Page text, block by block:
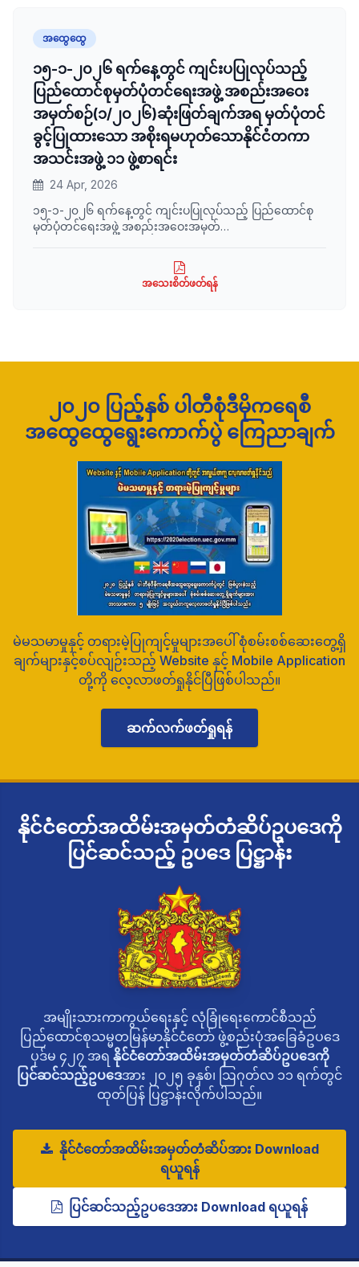
အထွေထွေ
၁၅-၁-၂၀၂၆ ရက်နေ့တွင် ကျင်းပပြုလုပ်သည့်
ပြည်ထောင်စုမှတ်ပုံတင်ရေးအဖွဲ့ အစည်းအဝေး
အမှတ်စဉ်(၁/၂၀၂၆)ဆုံးဖြတ်ချက်အရ မှတ်ပုံတင်
ခွင့်ပြုထားသော အစိုးရမဟုတ်သောနိုင်ငံတကာ
အသင်းအဖွဲ့ ၁၁ ဖွဲ့စာရင်း
24 Apr, 2026
၁၅-၁-၂၀၂၆ ရက်နေ့တွင် ကျင်းပပြုလုပ်သည့် ပြည်ထောင်စု
မှတ်ပုံတင်ရေးအဖွဲ့ အစည်းအဝေးအမှတ်
အစိုးရမဟုတ်သောနိုင်ငံတကာအသင်းအဖွဲ့ ၁၁ ဖွဲ့စာရင်းအား
အသေးစိတ်ဖတ်ရန်
၂၀၂၀ ပြည့်နှစ် ပါတီစုံဒီမိုကရေစီ
အထွေထွေရွေးကောက်ပွဲ ကြေညာချက်
မဲမသမာမှုနှင့် တရားမဲ့ပြုကျင့်မှုများအပေါ် စုံစမ်းစစ်ဆေးတွေ့ရှိ
ချက်များနှင့်စပ်လျဉ်းသည့် Website နှင့် Mobile Application
တို့ကို လေ့လာဖတ်ရှုနိုင်ပြီဖြစ်ပါသည်။
ဆက်လက်ဖတ်ရှုရန်
နိုင်ငံတော်အထိမ်းအမှတ်တံဆိပ်ဥပဒေကို
ပြင်ဆင်သည့် ဥပဒေ ပြဋ္ဌာန်း
အမျိုးသားကာကွယ်ရေးနှင့် လုံခြုံရေးကောင်စီသည်
ပြည်ထောင်စုသမ္မတမြန်မာနိုင်ငံတော် ဖွဲ့စည်းပုံအခြေခံဥပဒေ
ပုဒ်မ ၄၂၇ အရ နိုင်ငံတော်အထိမ်းအမှတ်တံဆိပ်ဥပဒေကို
ပြင်ဆင်သည့်ဥပဒေအား ၂၀၂၅ ခုနှစ်၊ ဩဂုတ်လ ၁၁ ရက်တွင်
ထုတ်ပြန် ပြဋ္ဌာန်းလိုက်ပါသည်။
နိုင်ငံတော်အထိမ်းအမှတ်တံဆိပ်အား Download
ရယူရန်
ပြင်ဆင်သည့်ဥပဒေအား Download ရယူရန်